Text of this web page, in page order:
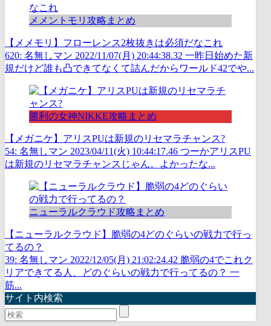
メメントモリ攻略まとめ
【メメモリ】フローレンス2枚抜きは必須だなこれ
620: 名無しマン 2022/11/07(月) 20:44:38.32 一昨日始めた新
規だけど誰も凸できてなくて詰んだからワールド42でや...
勝利の女神NIKKE攻略まとめ
【メガニケ】アリスPUは新規のリセマラチャンス?
54: 名無しマン 2023/04/11(火) 10:44:17.46 つーかアリスPU
は新規のリセマラチャンスじゃん。よかったな...
ニューラルクラウド攻略まとめ
【ニューラルクラウド】脆弱の4どのぐらいの戦力で行っ
てるの？
39: 名無しマン 2022/12/05(月) 21:02:24.42 脆弱の4でこれク
リアできてる人、どのぐらいの戦力で行ってるの？ 一
筋...
サイト内検索